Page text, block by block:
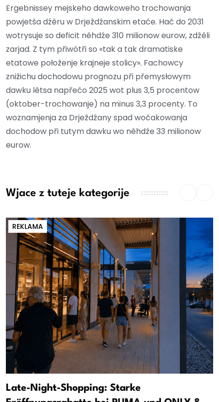
Ergebnissey mejskeho dawkoweho trochowanja
powjetša dźěru w Drježdźanskim etaće. Hač do 2031
wotrysuje so deficit něhdźe 310 milionow eurow, zdźěli
zarjad. Z tym přiwótři so «tak a tak dramatiske
etatowe połoženje krajneje stolicy». Fachowcy
znižichu dochodowu prognozu při přemysłowym
dawku lětsa napřećo 2025 wot plus 3,5 procentow
(oktober-trochowanje) na minus 3,3 procenty. To
woznamjenja za Drježdźany spad wočakowanja
dochodow při tutym dawku wo něhdźe 33 milionow
eurow.
Wjace z tuteje kategorije
REKLAMA
Late-Night-Shopping: Starke